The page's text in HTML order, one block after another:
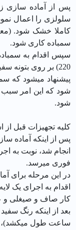
پس از آماده سازی
سلولزی را اعمال
سمباده کاری شود.
220) بر روی بتونه سفید فوری سلولزی نمایید.
پیشنهاد میشود که
شود که این امر سبب
شود.
کلیه تجهیزات قبل از
پس از اینکه آماده
انجام شد، نوبت به
فوری میرسد.
در این مرحله برای
اقدام به اجرای یک
کار صاف و صیغلی و
ساعت طول میکشد)،